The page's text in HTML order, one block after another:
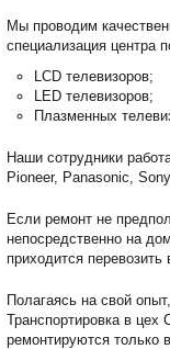
Мы проводим
специализация центра
LCD телевизоров;
LED телевизоров;
Плазменных
Наши сотрудники
Pioneer, Panasonic,
Если ремонт не
непосредственно на
приходится
Полагаясь на свой
Транспортировка в
ремонтируются только